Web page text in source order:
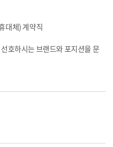
대체) 계약직
호하시는 브랜드와 포지션을 문